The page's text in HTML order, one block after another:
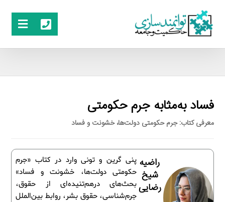
فساد به‌مثابه جرم حکومتی
معرفی کتاب: جرم حکومتی دولت‌ها، خشونت و فساد
پنی گرین و تونی وارد در کتاب «جرم
حکومتی دولت‌ها، خشونت و فساد»
بحث‌های درهم‌تنیده‌ای از حقوق،
جرم‌شناسی، حقوق بشر، روابط بین‌الملل
راضیه
شیخ
رضایی